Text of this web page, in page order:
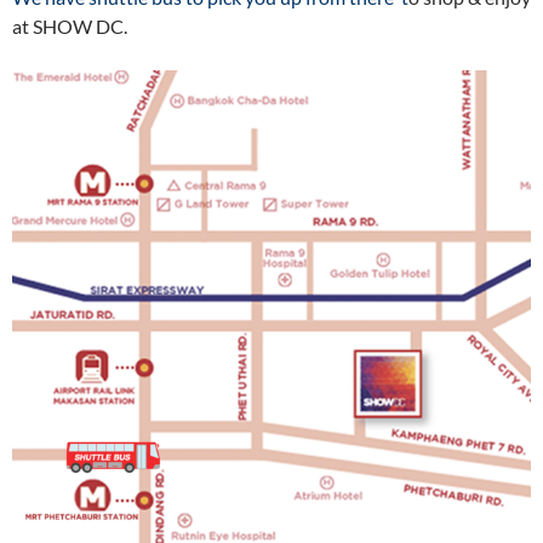
at SHOW DC.